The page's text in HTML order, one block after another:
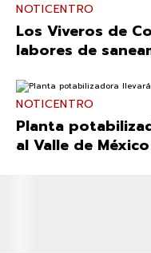
NOTICENTRO
Los Viveros de
labores de
NOTICENTRO
Planta
al Valle de México